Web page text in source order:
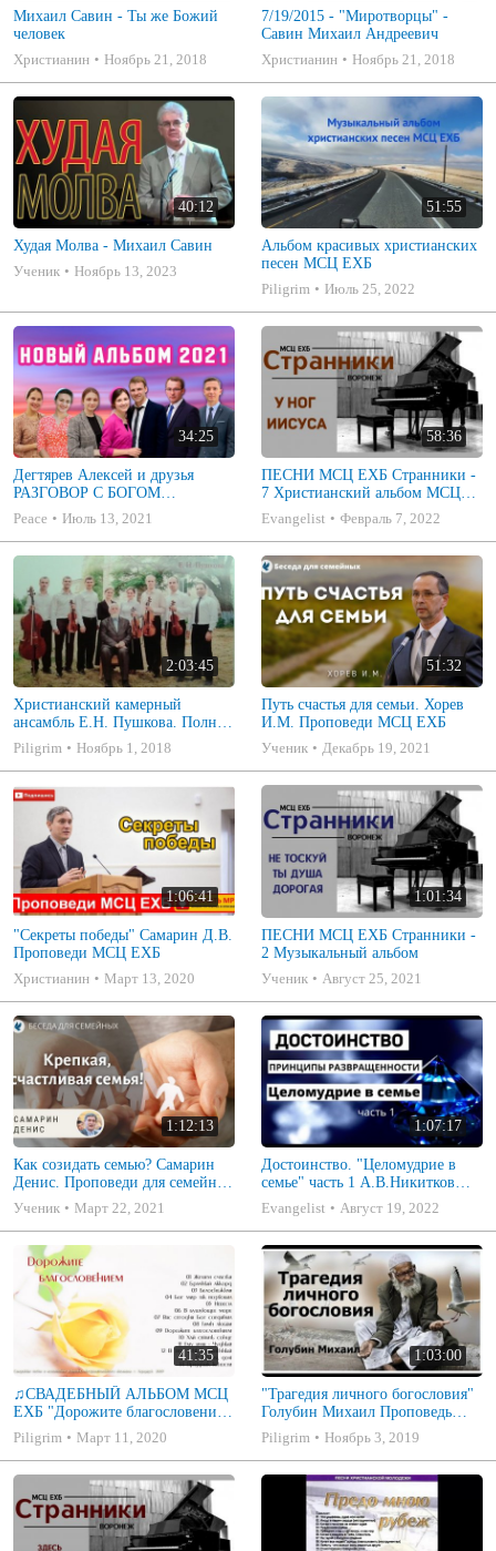
Михаил Савин - Ты же Божий
человек
Христианин
Ноябрь 21, 2018
7/19/2015 - "Миротворцы" -
Савин Михаил Андреевич
Христианин
Ноябрь 21, 2018
40:12
Худая Молва - Михаил Савин
Ученик
Ноябрь 13, 2023
51:55
Альбом красивых христианских
песен МСЦ ЕХБ
Piligrim
Июль 25, 2022
34:25
Дегтярев Алексей и друзья
РАЗГОВОР С БОГОМ
Христианские песни МСЦ ЕХБ
2021 (7я)
Peace Июль 13, 2021
58:36
ПЕСНИ МСЦ ЕХБ Странники -
7 Христианский альбом МСЦ
ЕХБ
Evangelist Февраль 7, 2022
2:03:45
Христианский камерный
ансамбль Е.Н. Пушкова. Полное
собрание
Piligrim Ноябрь 1, 2018
51:32
Путь счастья для семьи. Хорев
И.М. Проповеди МСЦ ЕХБ
Ученик
Декабрь 19, 2021
1:06:41
"Секреты победы" Самарин Д.В.
Проповеди МСЦ ЕХБ
Христианин
Март 13, 2020
1:01:34
ПЕСНИ МСЦ ЕХБ Странники -
2 Музыкальный альбом
Ученик
Август 25, 2021
1:12:13
Как созидать семью? Самарин
Денис. Проповеди для семейных
МСЦ ЕХБ
Ученик Март 22, 2021
1:07:17
Достоинство. "Целомудрие в
семье" часть 1 А.В.Никитков
Беседа для семейных МСЦ ЕХБ
Evangelist Август 19, 2022
41:35
♫СВАДЕБНЫЙ АЛЬБОМ МСЦ
ЕХБ "Дорожите благословением
- Христианские песни.
Музыкальный диск. Псалмы
Piligrim Март 11, 2020
1:03:00
"Трагедия личного богословия"
Голубин Михаил Проповедь
2019
Piligrim Ноябрь 3, 2019